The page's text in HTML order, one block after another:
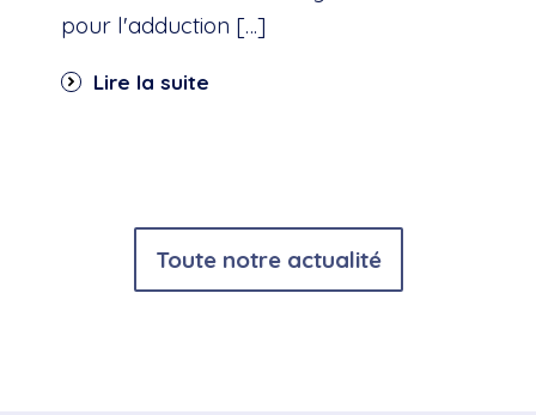
pour l'adduction […]
Lire la suite
Toute notre actualité